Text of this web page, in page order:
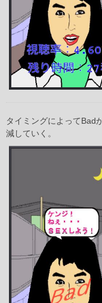
タイミングによってBad
減していく。